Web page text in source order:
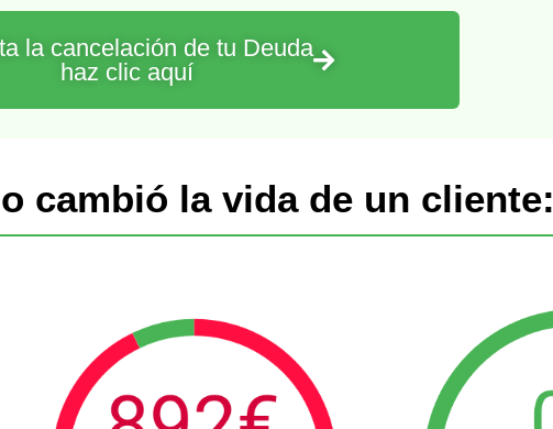
la cancelación de tu Deuda
haz clic aquí
cambió la vida de un cliente: